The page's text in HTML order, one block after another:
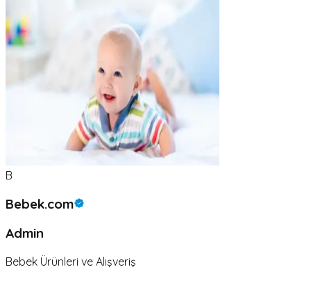
B
Bebek.com
Admin
Bebek Ürünleri ve Alışveriş